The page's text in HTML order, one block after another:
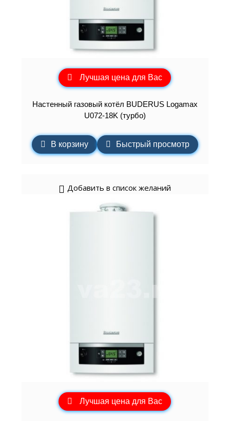
Лучшая цена для Вас
Настенный газовый котёл BUDERUS Logamax
U072-18K (турбо)
В корзину Быстрый просмотр
Добавить в список желаний
Лучшая цена для Вас